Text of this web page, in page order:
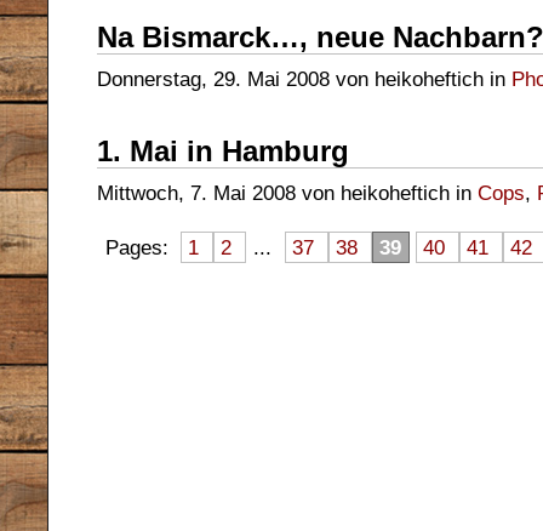
Na Bismarck…, neue Nachbarn?
Donnerstag, 29. Mai 2008 von heikoheftich in
1. Mai in Hamburg
Mittwoch, 7. Mai 2008 von heikoheftich in Cops,
Pages: 1 2 ... 37 38 39 40 41 42